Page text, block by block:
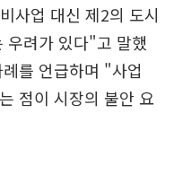
사업 대신 제2의 도시
우려가 있다"고 말했
를 언급하며 "사업
점이 시장의 불안 요